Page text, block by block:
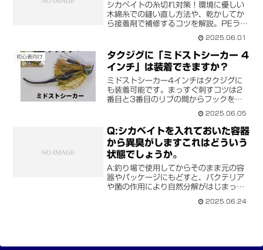
シカベイトの糸切れ対策！環境に優しい
木綿糸での縫い直し方法や、乾かしてか
ら接着剤で補修するコツを解説。PEライ
がらルアーを長持ちさせる方法をお届
け。
2025.06.01
初心者向け
タクジグに「ミドストシーカー 4
インチ」は装着できますか？
ミドストシーカー4インチはタクジグに
も装着可能です。まっすぐ刺すコツは2
番目と3番目のリブの間からフックを出
2025.06.05
Q:シカベイトを入れておいた容器
から異臭がしますこれはどういう
状態でしょうか。
A:釣り場で使用してからそのまま元の容
器やパッケージにもどすと、バクテリア
や菌の作用により自然分解がはじまって
ったら、水洗いをして保存液につける、
2025.06.24